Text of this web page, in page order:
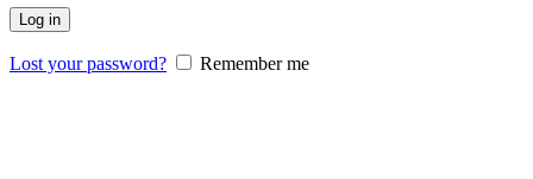
Log in
Lost your password? Remember me